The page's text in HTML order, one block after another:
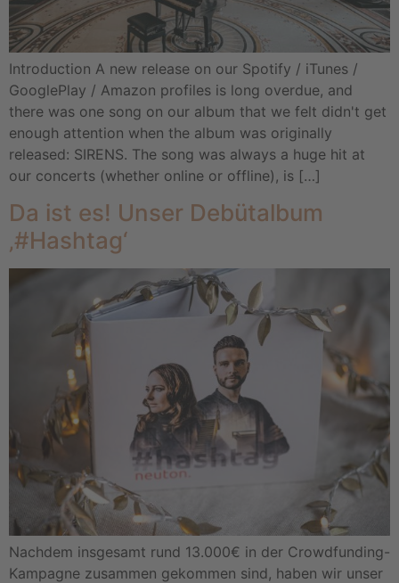
Introduction A new release on our Spotify / iTunes /
GooglePlay / Amazon profiles is long overdue, and
there was one song on our album that we felt didn't get
enough attention when the album was originally
released: SIRENS. The song was always a huge hit at
our concerts (whether online or offline), is […]
Da ist es! Unser Debütalbum
‚#Hashtag‘
Nachdem insgesamt rund 13.000€ in der Crowdfunding-
Kampagne zusammen gekommen sind, haben wir unser